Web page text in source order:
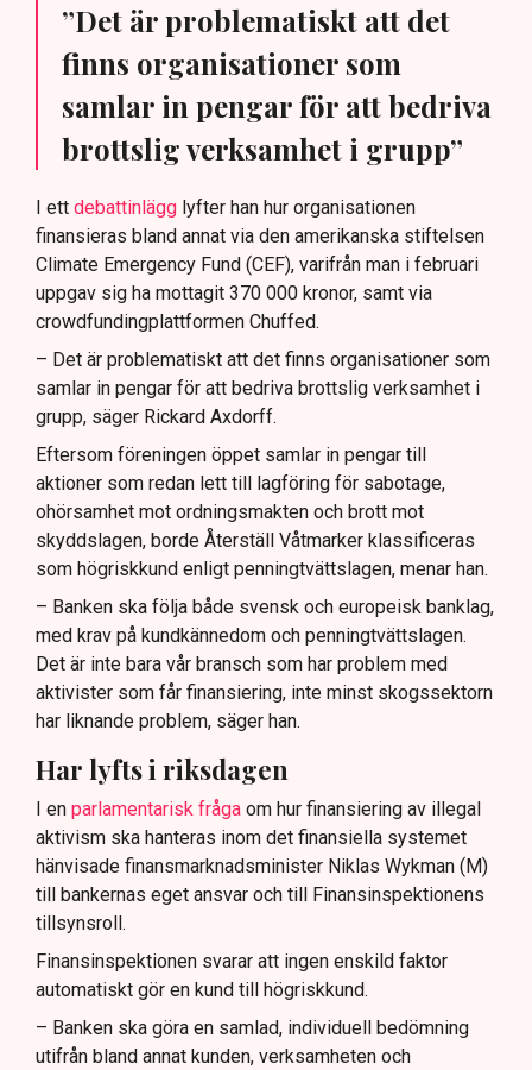
”Det är problematiskt att det
finns organisationer som
samlar in pengar för att bedriva
brottslig verksamhet i grupp”
I ett debattinlägg lyfter han hur organisationen
finansieras bland annat via den amerikanska stiftelsen
Climate Emergency Fund (CEF), varifrån man i februari
uppgav sig ha mottagit 370 000 kronor, samt via
crowdfundingplattformen Chuffed.
– Det är problematiskt att det finns organisationer som
samlar in pengar för att bedriva brottslig verksamhet i
grupp, säger Rickard Axdorff.
Eftersom föreningen öppet samlar in pengar till
aktioner som redan lett till lagföring för sabotage,
ohörsamhet mot ordningsmakten och brott mot
skyddslagen, borde Återställ Våtmarker klassificeras
som högriskkund enligt penningtvättslagen, menar han.
– Banken ska följa både svensk och europeisk banklag,
med krav på kundkännedom och penningtvättslagen.
Det är inte bara vår bransch som har problem med
aktivister som får finansiering, inte minst skogssektorn
har liknande problem, säger han.
Har lyfts i riksdagen
I en parlamentarisk fråga om hur finansiering av illegal
aktivism ska hanteras inom det finansiella systemet
hänvisade finansmarknadsminister Niklas Wykman (M)
till bankernas eget ansvar och till Finansinspektionens
tillsynsroll.
Finansinspektionen svarar att ingen enskild faktor
automatiskt gör en kund till högriskkund.
– Banken ska göra en samlad, individuell bedömning
utifrån bland annat kunden, verksamheten och